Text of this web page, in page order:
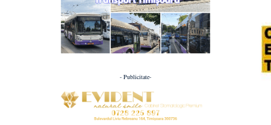
- Publicitate-